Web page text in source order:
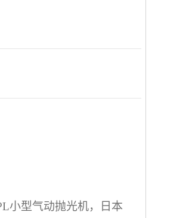
小型气动抛光机，日本